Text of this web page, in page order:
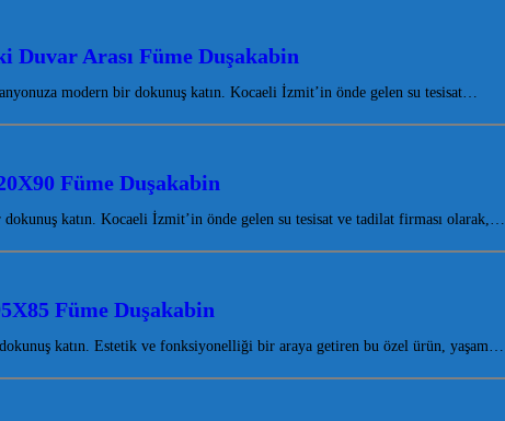
Duvar Arası Füme Duşakabin
modern bir dokunuş katın. Kocaeli İzmit’in önde gelen su tesisat…
Füme Duşakabin
katın. Kocaeli İzmit’in önde gelen su tesisat ve tadilat firması olarak,…
Füme Duşakabin
katın. Estetik ve fonksiyonelliği bir araya getiren bu özel ürün, yaşam…